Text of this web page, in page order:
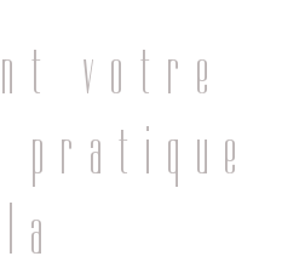
votre
pratique
la